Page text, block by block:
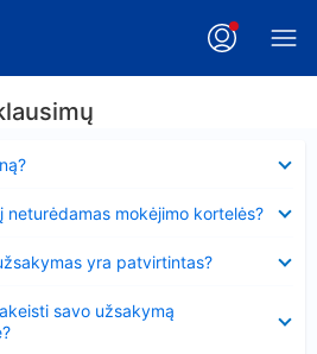
neturėdamas mokėjimo kortelės?
yra patvirtintas?
savo užsakymą